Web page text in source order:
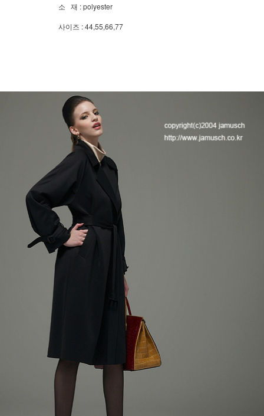
소 재 : polyester
사이즈 : 44,55,66,77